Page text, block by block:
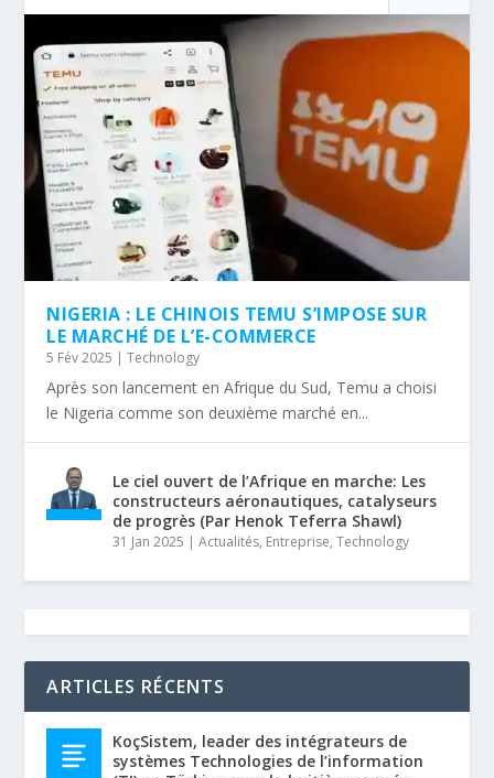
NIGERIA : LE CHINOIS TEMU S’IMPOSE SUR
LE MARCHÉ DE L’E-COMMERCE
5 Fév 2025 |Technology
Après son lancement en Afrique du Sud, Temu a choisi
le Nigeria comme son deuxième marché en...
Le ciel ouvert de l’Afrique en marche: Les
constructeurs aéronautiques, catalyseurs
de progrès (Par Henok Teferra Shawl)
31 Jan 2025 |Actualités, Entreprise,Technology
ARTICLES RÉCENTS
KoçSistem, leader des intégrateurs de
systèmes Technologies de l’information